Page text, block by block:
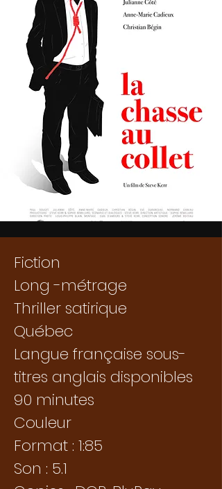
Fiction
Long -métrage
Thriller satirique
Québec
Langue française sous-
titres anglais disponibles
90 minutes
Couleur
Format : 1:85
Son : 5.1